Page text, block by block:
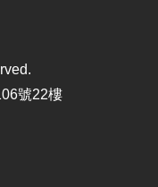
號22樓